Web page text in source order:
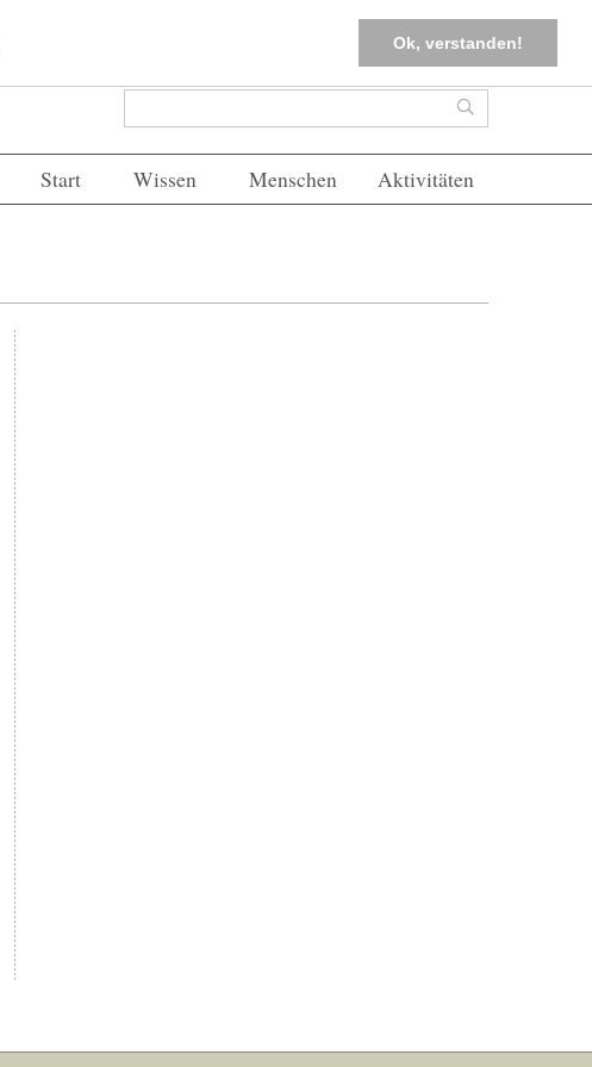
Ok, verstanden!
FAQs Einloggen
Suchformular Suche
Start Wissen Menschen Aktivitäten